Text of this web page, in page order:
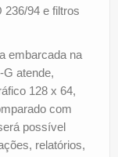
94 e filtros
embarcada na
atende,
128 x 64,
com
possível
relatórios,